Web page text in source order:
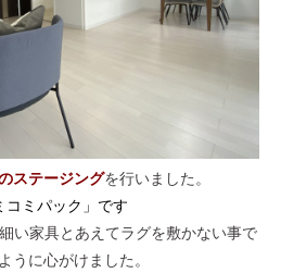
ステージングを行いました。
コミパック」です
い家具とあえてラグを敷かない事で
うに心がけました。